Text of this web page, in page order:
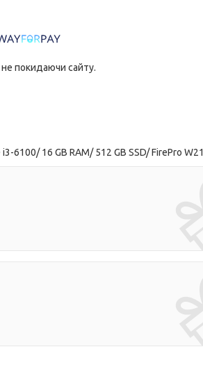
покидаючи сайту.
6100/ 16 GB RAM/ 512 GB SSD/ FirePro